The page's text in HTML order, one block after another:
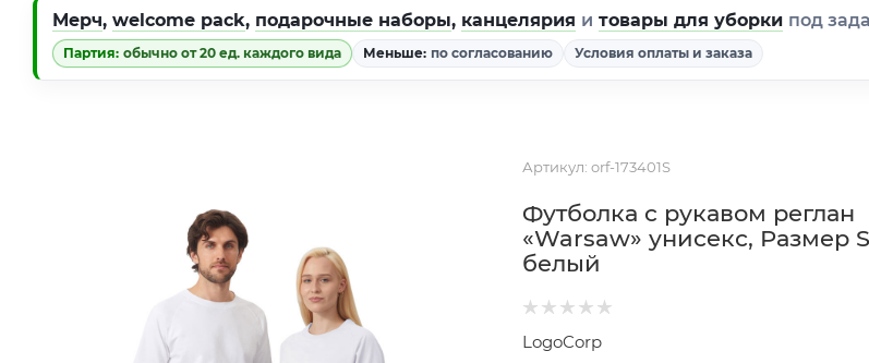
Мерч, welcome pack, подарочные наборы, канцелярия и товары для уборки под
Партия: обычно от 20 ед. каждого вида Меньше: по согласованию Условия оплаты и заказа
Артикул: orf-173401S
Футболка c рукавом реглан
«Warsaw» унисекс, Размер
белый
LogoCorp